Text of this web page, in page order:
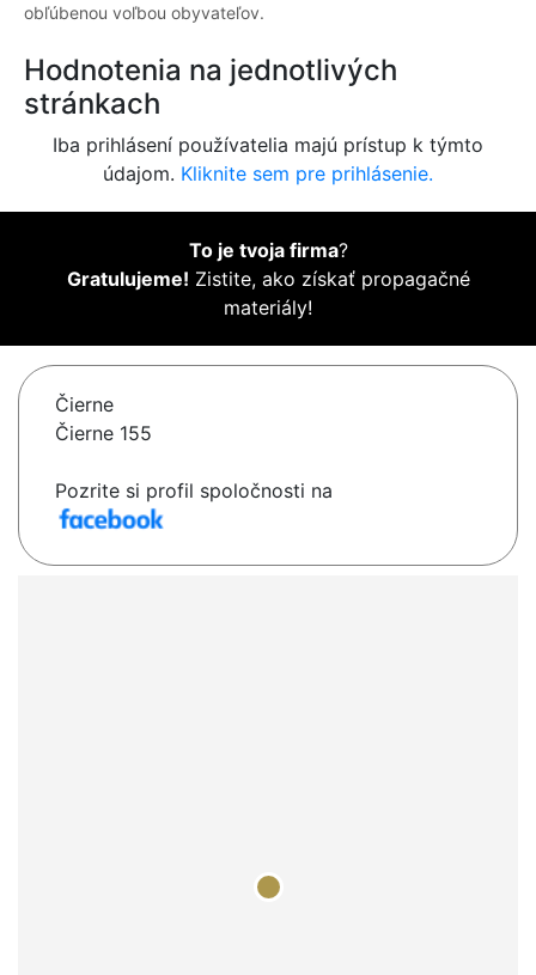
obľúbenou voľbou obyvateľov.
Hodnotenia na jednotlivých
stránkach
Iba prihlásení používatelia majú prístup k týmto
údajom. Kliknite sem pre prihlásenie.
To je tvoja firma?
Gratulujeme! Zistite, ako získať propagačné
materiály!
Čierne
Čierne 155
Pozrite si profil spoločnosti na